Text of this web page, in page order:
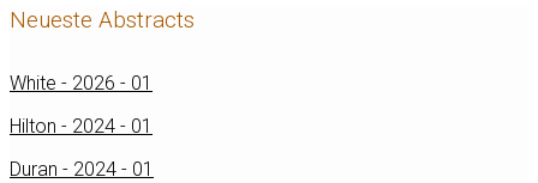
Neueste Abstracts
White - 2026 - 01
Hilton - 2024 - 01
Duran - 2024 - 01